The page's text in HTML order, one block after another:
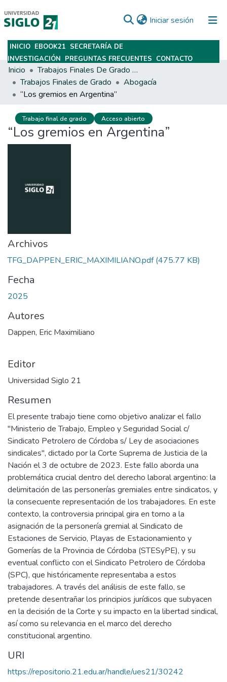
Iniciar sesión (current)
Subir
INICIO EBOOK21 SECRETARÍA DE
INVESTIGACIÓN PREGUNTAS FRECUENTES CONTACTO
Inicio
Trabajos Finales De Grado Y Posgrado
Trabajos Finales de Grado
Abogacía
“Los gremios en Argentina”
Trabajo final de grado Acceso abierto
“Los gremios en Argentina”
Archivos
TFG_DAPPEN_ERIC_MAXIMILIANO.pdf(475.77 KB)
Fecha
2025
Autores
Dappen, Eric Maximiliano
Editor
Universidad Siglo 21
Resumen
El presente trabajo tiene como objetivo analizar el fallo
"Ministerio de Trabajo, Empleo y Seguridad Social c/
Sindicato Petrolero de Córdoba s/ Ley de asociaciones
sindicales", dictado por la Corte Suprema de Justicia de la
Nación el 3 de octubre de 2023. Este fallo aborda una
problemática crucial dentro del derecho laboral argentino: la
delimitación de las personerías gremiales entre sindicatos, y
la consecuente representación de los trabajadores. En este
contexto, la controversia principal gira en torno a la
asignación de la personería gremial al Sindicato de
Estaciones de Servicio, Playas de Estacionamiento y
Gomerías de la Provincia de Córdoba (STESyPE), y su
eventual conflicto con el Sindicato Petrolero de Córdoba
(SPC), que históricamente representaba a estos
trabajadores. A través del análisis de este fallo, se
pretende desentrañar los principios jurídicos que subyacen
en la decisión de la Corte y su impacto en la libertad sindical,
así como su relevancia en el marco del derecho
constitucional argentino.
URI
https://repositorio.21.edu.ar/handle/ues21/30242